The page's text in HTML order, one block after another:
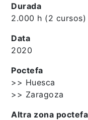
Durada
2.000 h (2 cursos)
Data
2020
Poctefa
>> Huesca
>> Zaragoza
Altra zona poctefa